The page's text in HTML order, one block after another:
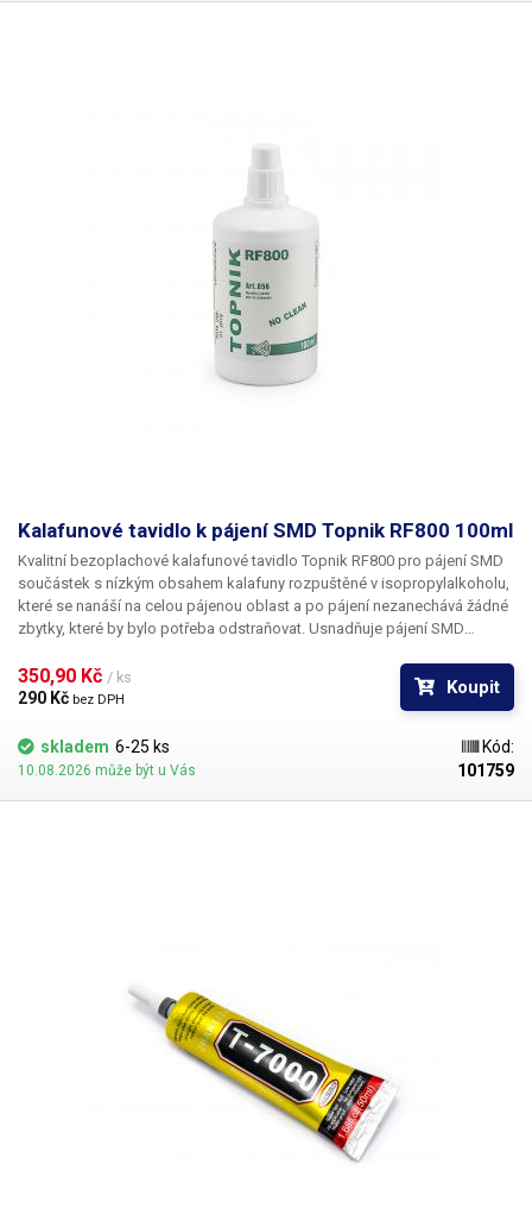
Kalafunové tavidlo k pájení SMD Topnik RF800 100ml
Kvalitní bezoplachové kalafunové tavidlo Topnik RF800 pro pájení SMD
součástek s nízkým obsahem kalafuny rozpuštěné v isopropylalkoholu,
které se nanáší na celou pájenou oblast a po pájení nezanechává žádné
zbytky, které by bylo potřeba odstraňovat. Usnadňuje pájení SMD
je nereziduální a nezpůsobuje korozi. Neobsahuje halogeny. Využití při
opravách mobilních telefonů, pro pájení plošných spojů a základních
100ml
350,90 Kč / ks
290 Kč bez DPH
Koupit
skladem 6-25 ks
10.08.2026 může být u Vás
Kód:
101759